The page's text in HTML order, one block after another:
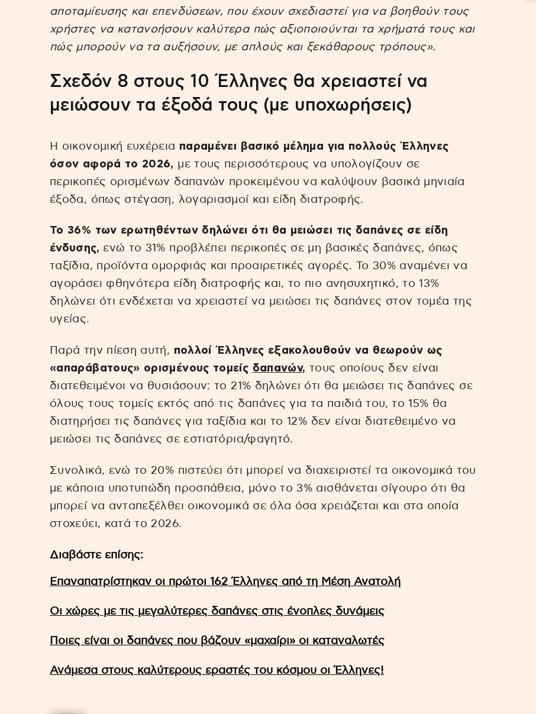
αποταμίευσης και επενδύσεων, που έχουν σχεδιαστεί για να βοηθούν τους
χρήστες να κατανοήσουν καλύτερα πώς αξιοποιούνται τα χρήματά τους και
πώς μπορούν να τα αυξήσουν, με απλούς και ξεκάθαρους τρόπους».
Σχεδόν 8 στους 10 Έλληνες θα χρειαστεί να
μειώσουν τα έξοδά τους (με υποχωρήσεις)
Η οικονομική ευχέρεια παραμένει βασικό μέλημα για πολλούς Έλληνες
όσον αφορά το 2026, με τους περισσότερους να υπολογίζουν σε
περικοπές ορισμένων δαπανών προκειμένου να καλύψουν βασικά μηνιαία
έξοδα, όπως στέγαση, λογαριασμοί και είδη διατροφής.
Το 36% των ερωτηθέντων δηλώνει ότι θα μειώσει τις δαπάνες σε είδη
ένδυσης, ενώ το 31% προβλέπει περικοπές σε μη βασικές δαπάνες, όπως
ταξίδια, προϊόντα ομορφιάς και προαιρετικές αγορές. Το 30% αναμένει να
αγοράσει φθηνότερα είδη διατροφής και, το πιο ανησυχητικό, το 13%
δηλώνει ότι ενδέχεται να χρειαστεί να μειώσει τις δαπάνες στον τομέα της
υγείας.
Παρά την πίεση αυτή, πολλοί Έλληνες εξακολουθούν να θεωρούν ως
«απαράβατους» ορισμένους τομείς δαπανών, τους οποίους δεν είναι
διατεθειμένοι να θυσιάσουν: το 21% δηλώνει ότι θα μειώσει τις δαπάνες σε
όλους τους τομείς εκτός από τις δαπάνες για τα παιδιά του, το 15% θα
διατηρήσει τις δαπάνες για ταξίδια και το 12% δεν είναι διατεθειμένο να
μειώσει τις δαπάνες σε εστιατόρια/φαγητό.
Συνολικά, ενώ το 20% πιστεύει ότι μπορεί να διαχειριστεί τα οικονομικά του
με κάποια υποτυπώδη προσπάθεια, μόνο το 3% αισθάνεται σίγουρο ότι θα
μπορεί να ανταπεξέλθει οικονομικά σε όλα όσα χρειάζεται και στα οποία
στοχεύει, κατά το 2026.
Διαβάστε επίσης:
Επαναπατρίστηκαν οι πρώτοι 162 Έλληνες από τη Μέση Ανατολή
Οι χώρες με τις μεγαλύτερες δαπάνες στις ένοπλες δυνάμεις
Ποιες είναι οι δαπάνες που βάζουν «μαχαίρι» οι καταναλωτές
Ανάμεσα στους καλύτερους εραστές του κόσμου οι Έλληνες!